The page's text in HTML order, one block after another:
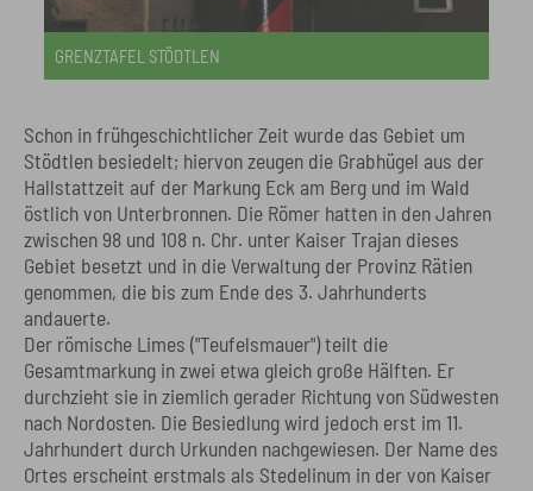
GRENZTAFEL STÖDTLEN
Schon in frühgeschichtlicher Zeit wurde das Gebiet um
Stödtlen besiedelt; hiervon zeugen die Grabhügel aus der
Hallstattzeit auf der Markung Eck am Berg und im Wald
östlich von Unterbronnen. Die Römer hatten in den Jahren
zwischen 98 und 108 n. Chr. unter Kaiser Trajan dieses
Gebiet besetzt und in die Verwaltung der Provinz Rätien
genommen, die bis zum Ende des 3. Jahrhunderts
andauerte.
Der römische Limes ("Teufelsmauer") teilt die
Gesamtmarkung in zwei etwa gleich große Hälften. Er
durchzieht sie in ziemlich gerader Richtung von Südwesten
nach Nordosten. Die Besiedlung wird jedoch erst im 11.
Jahrhundert durch Urkunden nachgewiesen. Der Name des
Ortes erscheint erstmals als Stedelinum in der von Kaiser